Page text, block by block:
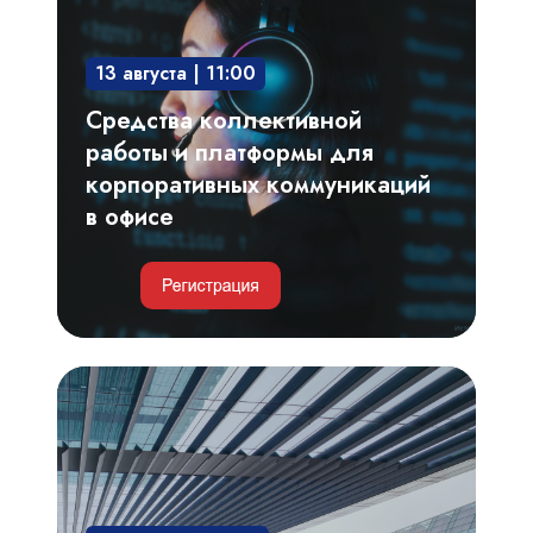
платформы
для
корпоративных
коммуникаций
офисе
13 августа | 11:00
Средства коллективной
работы и платформы для
корпоративных коммуникаций
в офисе
Умные
парковки
и
автоматизация
пропускного